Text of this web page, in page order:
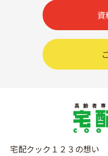
資
宅配クック１２３の想い